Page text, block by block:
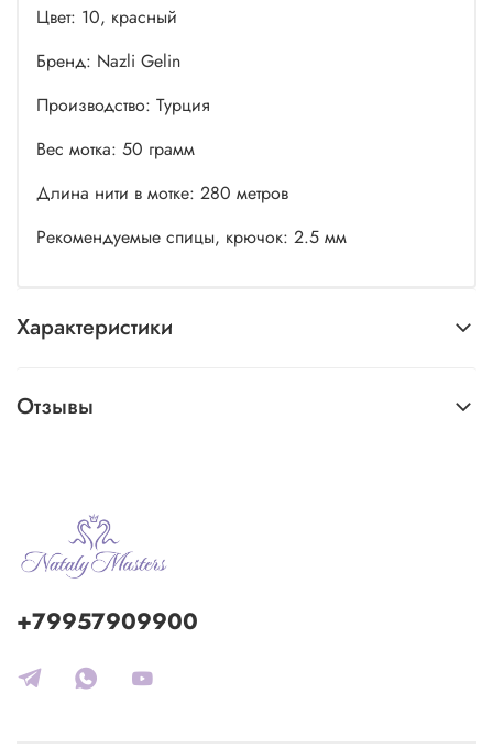
Цвет: 10, красный
Бренд: Nazli Gelin
Производство: Турция
Вес мотка: 50 грамм
Длина нити в мотке: 280 метров
Рекомендуемые спицы, крючок: 2.5 мм
Характеристики
Отзывы
+79957909900